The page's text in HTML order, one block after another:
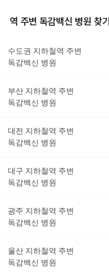
역 주변 독감백신 병원 찾기
수도권 지하철역 주변
독감백신
병원
부산 지하철역 주변
독감백신
병원
대전 지하철역 주변
독감백신
병원
대구 지하철역 주변
독감백신
병원
광주 지하철역 주변
독감백신
병원
울산 지하철역 주변
독감백신
병원